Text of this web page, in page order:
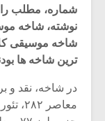
شماره، مطلب را
ترین شاخه ها